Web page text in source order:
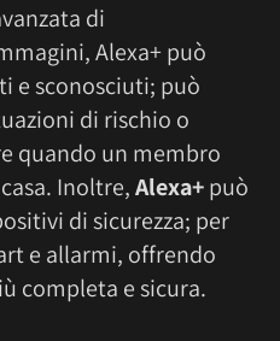
di
Alexa+ può
e sconosciuti; può
di rischio o
quando un membro
Inoltre,Alexa+può
di sicurezza; per
e allarmi, offrendo
completa e sicura.